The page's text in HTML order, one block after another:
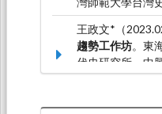
王政文*（
趨勢工作坊。東
代史研究所、中
研究所。
王政文*（